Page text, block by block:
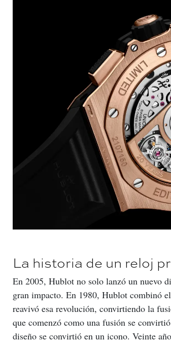
La historia de un reloj
En 2005, Hublot no solo lanzó un nuevo
gran impacto. En 1980, Hublot combinó
reavivó esa revolución, convirtiendo la
que comenzó como una fusión se
diseño se convirtió en un icono. Veinte